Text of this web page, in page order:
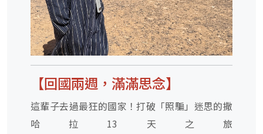
【回國兩週，滿滿思念】
這輩子去過最狂的國家！打破「照騙」迷思的撒
哈拉 13 天之旅